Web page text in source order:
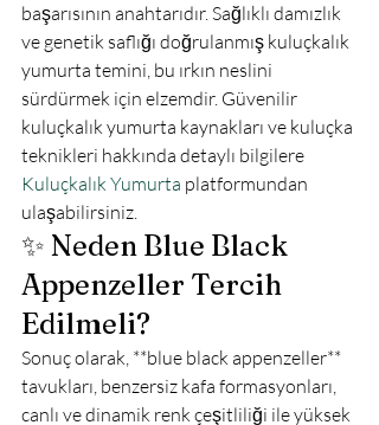
başarısının anahtarıdır. Sağlıklı damızlık
ve genetik saflığı doğrulanmış kuluçkalık
yumurta temini, bu ırkın neslini
sürdürmek için elzemdir. Güvenilir
kuluçkalık yumurta kaynakları ve kuluçka
teknikleri hakkında detaylı bilgilere
Kuluçkalık Yumurta platformundan
ulaşabilirsiniz.
✨ Neden Blue Black
Appenzeller Tercih
Edilmeli?
Sonuç olarak, **blue black appenzeller**
tavukları, benzersiz kafa formasyonları,
canlı ve dinamik renk çeşitliliği ile yüksek